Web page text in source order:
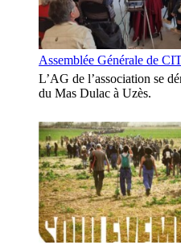
Assemblée Générale de
L’AG de l’association se
du Mas Dulac à Uzès.